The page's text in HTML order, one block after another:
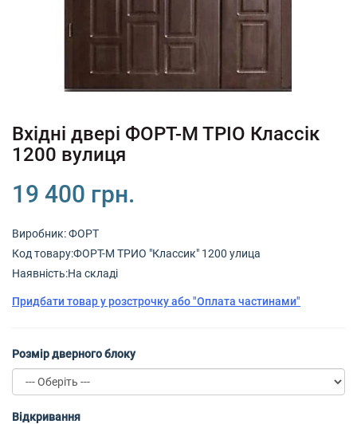
+380 (95) 180 73 18
Вхідні двері ФОРТ-М ТРІО Классік
1200 вулиця
19 400 грн.
Виробник:ФОРТ
Код товару:ФОРТ-М ТРИО "Классик" 1200 улица
Наявність:На складі
Придбати товар у розстрочку або "Оплата частинами"
Розмір дверного блоку
Відкривання